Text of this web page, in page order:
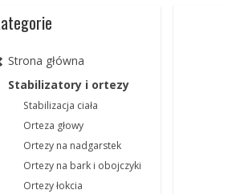
Strona główna
Stabilizatory i ortezy
Stabilizacja ciała
Orteza głowy
Ortezy na nadgarstek
Ortezy na bark i obojczyki
Ortezy łokcia